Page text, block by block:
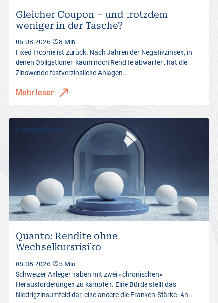
Gleicher Coupon – und trotzdem
weniger in der Tasche?
06.08.2026
8 Min.
Fixed Income ist zurück. Nach Jahren der Negativzinsen, in
denen Obligationen kaum noch Rendite abwarfen, hat die
Zinswende festverzinsliche Anlagen...
Mehr lesen
Learning Curve
Quanto: Rendite ohne
Wechselkursrisiko
05.08.2026
5 Min.
Schweizer Anleger haben mit zwei «chronischen»
Herausforderungen zu kämpfen. Eine Bürde stellt das
Niedrigzinsumfeld dar, eine andere die Franken-Stärke. An...